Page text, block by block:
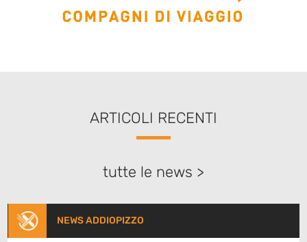
ARTICOLI RECENTI
tutte le news >
NEWS ADDIOPIZZO